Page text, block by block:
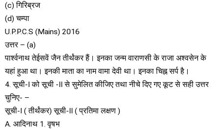
(c) गिरिब्रज
(d) चम्पा
U.P.P.C.S (Mains) 2016
उत्तर – (a)
पार्श्वनाथ तेईसवें जैन तीर्थंकर हैं। इनका जन्म वाराणसी के राजा अश्वसेन के
यहां हुआ था। इनकी माता का नाम वामा देवी था। इनका चिह्न सर्प है।
4. सूची-I को सूची -II से सुमेलित कीजिए तथा नीचे दिए गए कूट से सही उत्तर
चुनिए- –
सूची-I ( तीर्थंकर) सूची-II ( प्रतिमा लक्षण )
A. आदिनाथ 1. वृषभ